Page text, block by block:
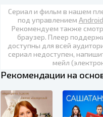
Сериал и фильм в нашем
под управлением
Рекомендуем также
браузер. Плеер
доступны для всей
сериал недоступен,
мейл
Рекомендации на